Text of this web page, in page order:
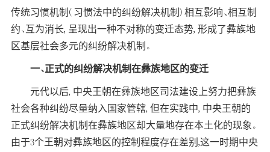
传统习惯机制( 习惯法中的纠纷解决机制) 相互影响、相互制
约、互为消长, 呈现出一种不对称的变迁态势, 形成了彝族地
区基层社会多元的纠纷解决机制。
一、正式的纠纷解决机制在彝族地区的变迁
元代以后, 中央王朝在彝族地区司法建设上努力把彝族
社会各种纠纷尽量纳入国家管辖, 但在实践中, 中央王朝的
正式纠纷解决机制在彝族地区却大量地存在本土化的现象。
由于3个王朝对彝族地区的控制程度存在差别,这一时期中央